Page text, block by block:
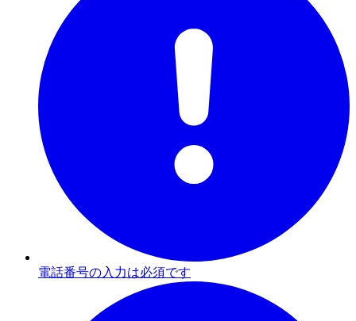
電話番号の入力は必須です